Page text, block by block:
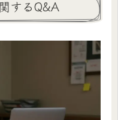
するQ&A